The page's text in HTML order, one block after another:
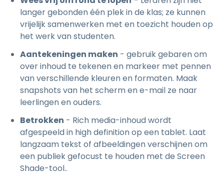
langer gebonden één plek in de klas; ze kunnen
vrijelijk samenwerken met en toezicht houden op
het werk van studenten.
Aantekeningen maken - gebruik gebaren om
over inhoud te tekenen en markeer met pennen
van verschillende kleuren en formaten. Maak
snapshots van het scherm en e-mail ze naar
leerlingen en ouders.
Betrokken - Rich media-inhoud wordt
afgespeeld in high definition op een tablet. Laat
langzaam tekst of afbeeldingen verschijnen om
een publiek gefocust te houden met de Screen
Shade-tool..